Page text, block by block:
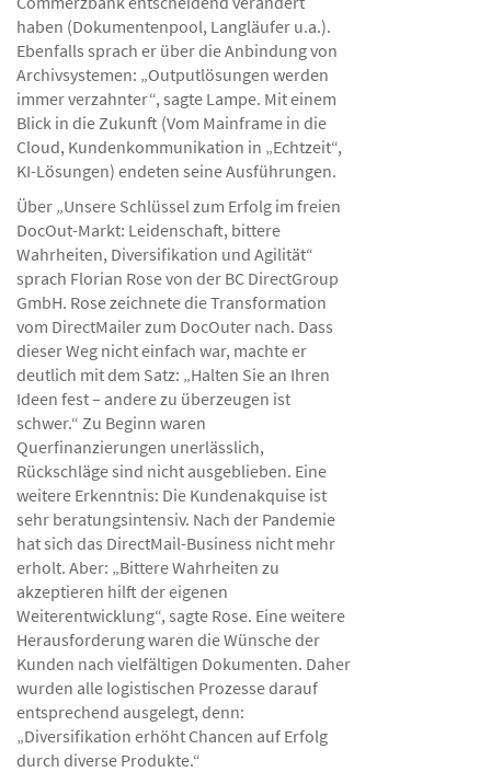
haben (Dokumentenpool, Langläufer u.a.).
Ebenfalls sprach er über die Anbindung von
Archivsystemen: „Outputlösungen werden
immer verzahnter“, sagte Lampe. Mit einem
Blick in die Zukunft (Vom Mainframe in die
Cloud, Kundenkommunikation in „Echtzeit“,
KI-Lösungen) endeten seine Ausführungen.
Über „Unsere Schlüssel zum Erfolg im freien
DocOut-Markt: Leidenschaft, bittere
Wahrheiten, Diversifikation und Agilität“
sprach Florian Rose von der BC DirectGroup
GmbH. Rose zeichnete die Transformation
vom DirectMailer zum DocOuter nach. Dass
dieser Weg nicht einfach war, machte er
deutlich mit dem Satz: „Halten Sie an Ihren
Ideen fest – andere zu überzeugen ist
schwer.“ Zu Beginn waren
Querfinanzierungen unerlässlich,
Rückschläge sind nicht ausgeblieben. Eine
weitere Erkenntnis: Die Kundenakquise ist
sehr beratungsintensiv. Nach der Pandemie
hat sich das DirectMail-Business nicht mehr
erholt. Aber: „Bittere Wahrheiten zu
akzeptieren hilft der eigenen
Weiterentwicklung“, sagte Rose. Eine weitere
Herausforderung waren die Wünsche der
Kunden nach vielfältigen Dokumenten. Daher
wurden alle logistischen Prozesse darauf
entsprechend ausgelegt, denn:
„Diversifikation erhöht Chancen auf Erfolg
durch diverse Produkte.“